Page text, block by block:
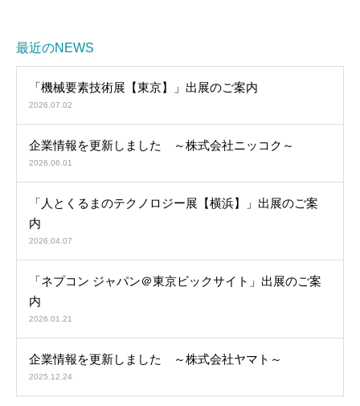
最近のNEWS
「機械要素技術展【東京】」出展のご案内
2026.07.02
企業情報を更新しました ～株式会社ニッコク～
2026.06.01
「人とくるまのテクノロジー展【横浜】」出展のご案
内
2026.04.07
「ネプコン ジャパン＠東京ビックサイト」出展のご案
内
2026.01.21
企業情報を更新しました ～株式会社ヤマト～
2025.12.24